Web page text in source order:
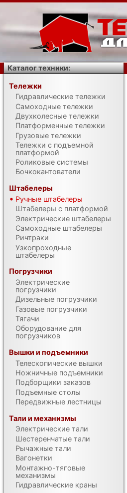
Каталог техники:
Тележки
Гидравлические тележки
Самоходные тележки
Двухколесные тележки
Платформенные тележки
Грузовые тележки
Тележки с подъемной
платформой
Роликовые системы
Бочкокантователи
Штабелеры
Ручные штабелеры
Штабелеры с платформой
Электрические штабелеры
Самоходные штабелеры
Ричтраки
Узкопроходные
штабелеры
Погрузчики
Электрические
погрузчики
Дизельные погрузчики
Газовые погрузчики
Тягачи
Оборудование для
погрузчиков
Вышки и подъемники
Телескопические вышки
Ножничные подъемники
Подборщики заказов
Подъемные столы
Передвижные лестницы
Тали и механизмы
Электрические тали
Шестеренчатые тали
Рычажные тали
Вагонетки
Монтажно-тяговые
механизмы
Гидравлические краны